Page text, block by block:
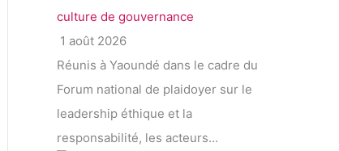
culture de gouvernance
1 août 2026
Réunis à Yaoundé dans le cadre du
Forum national de plaidoyer sur le
leadership éthique et la
responsabilité, les acteurs...